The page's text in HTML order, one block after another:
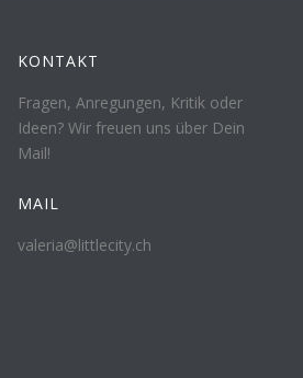
KONTAKT
Fragen, Anregungen, Kritik oder
Ideen? Wir freuen uns über Dein
Mail!
MAIL
valeria@littlecity.ch